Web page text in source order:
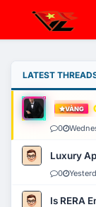
LATEST
VÀNG
0
Luxury
0
Is RERA